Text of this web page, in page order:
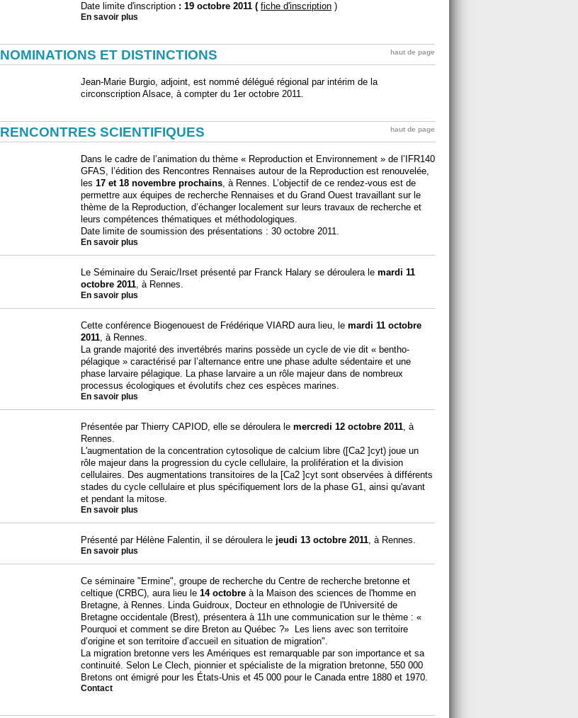
Date limite d'inscription : 19 octobre 2011 ( fiche d'inscription )
En savoir plus
NOMINATIONS ET DISTINCTIONS haut de page
Jean-Marie Burgio, adjoint, est nommé délégué régional par intérim de la
circonscription Alsace, à compter du 1er octobre 2011.
RENCONTRES SCIENTIFIQUES haut de page
Dans le cadre de l’animation du thème « Reproduction et Environnement » de l’IFR140
GFAS, l’édition des Rencontres Rennaises autour de la Reproduction est renouvelée,
les 17 et 18 novembre prochains, à Rennes. L’objectif de ce rendez-vous est de
permettre aux équipes de recherche Rennaises et du Grand Ouest travaillant sur le
thème de la Reproduction, d’échanger localement sur leurs travaux de recherche et
leurs compétences thématiques et méthodologiques.
Date limite de soumission des présentations : 30 octobre 2011.
En savoir plus
Le Séminaire du Seraic/Irset présenté par Franck Halary se déroulera le mardi 11
octobre 2011, à Rennes.
En savoir plus
Cette conférence Biogenouest de Frédérique VIARD aura lieu, le mardi 11 octobre
2011, à Rennes.
La grande majorité des invertébrés marins possède un cycle de vie dit « bentho-
pélagique » caractérisé par l’alternance entre une phase adulte sédentaire et une
phase larvaire pélagique. La phase larvaire a un rôle majeur dans de nombreux
processus écologiques et évolutifs chez ces espèces marines.
En savoir plus
Présentée par Thierry CAPIOD, elle se déroulera le mercredi 12 octobre 2011, à
Rennes.
L'augmentation de la concentration cytosolique de calcium libre ([Ca2 ]cyt) joue un
rôle majeur dans la progression du cycle cellulaire, la prolifération et la division
cellulaires. Des augmentations transitoires de la [Ca2 ]cyt sont observées à différents
stades du cycle cellulaire et plus spécifiquement lors de la phase G1, ainsi qu'avant
et pendant la mitose.
En savoir plus
Présenté par Hélène Falentin, il se déroulera le jeudi 13 octobre 2011, à Rennes.
En savoir plus
Ce séminaire "Ermine", groupe de recherche du Centre de recherche bretonne et
celtique (CRBC), aura lieu le 14 octobre à la Maison des sciences de l'homme en
Bretagne, à Rennes. Linda Guidroux, Docteur en ethnologie de l'Université de
Bretagne occidentale (Brest), présentera à 11h une communication sur le thème : «
Pourquoi et comment se dire Breton au Québec ?» Les liens avec son territoire
d’origine et son territoire d’accueil en situation de migration".
La migration bretonne vers les Amériques est remarquable par son importance et sa
continuité. Selon Le Clech, pionnier et spécialiste de la migration bretonne, 550 000
Bretons ont émigré pour les États-Unis et 45 000 pour le Canada entre 1880 et 1970.
Contact